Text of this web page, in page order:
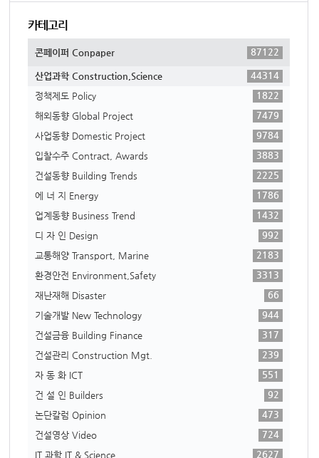
카테고리
콘페이퍼 Conpaper 87122
산업과학 Construction,Science
44314
정책제도 Policy
1822
해외동향 Global Project
7479
사업동향 Domestic Project
9784
입찰수주 Contract, Awards
3883
건설동향 Building Trends
2225
에 너 지 Energy
1786
업계동향 Business Trend
1432
디 자 인 Design
992
교통해양 Transport, Marine
2183
환경안전 Environment,Safety
3313
재난재해 Disaster
66
기술개발 New Technology
944
건설금융 Building Finance
317
건설관리 Construction Mgt.
239
자 동 화 ICT
551
건 설 인 Builders
92
논단칼럼 Opinion
473
건설영상 Video
724
IT 과학 IT & Science
2627